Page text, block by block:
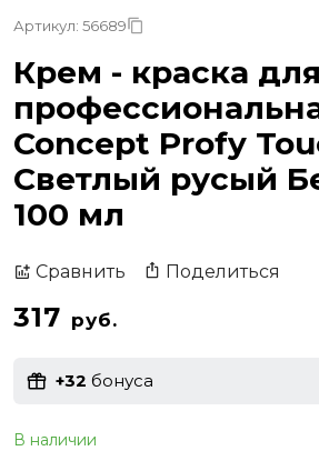
Артикул: 56689
Крем - краска
Concept Profy
Светлый русый
100 мл
Сравнить Поделиться
317 руб.
+32 бонуса
В наличии